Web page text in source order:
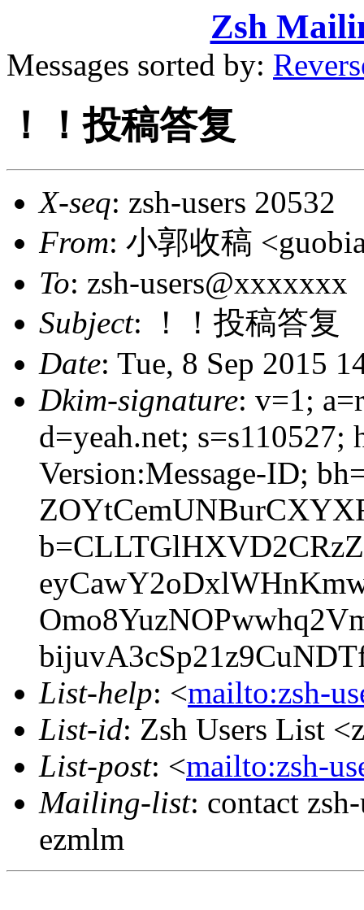
Zsh
Messages sorted by:
！！投稿答复
X-seq: zsh-users 20532
From: 小郭收稿
To: zsh-users@xxxxxxx
Subject: ！！投稿答复
Date: Tue, 8 Sep 2015
Dkim-signature: v=1;
d=yeah.net;
Version:Message-ID;
List-help: <mailto:zsh-
List-id: Zsh Users List
List-post: <mailto:zsh-
Mailing-list: contact
ezmlm